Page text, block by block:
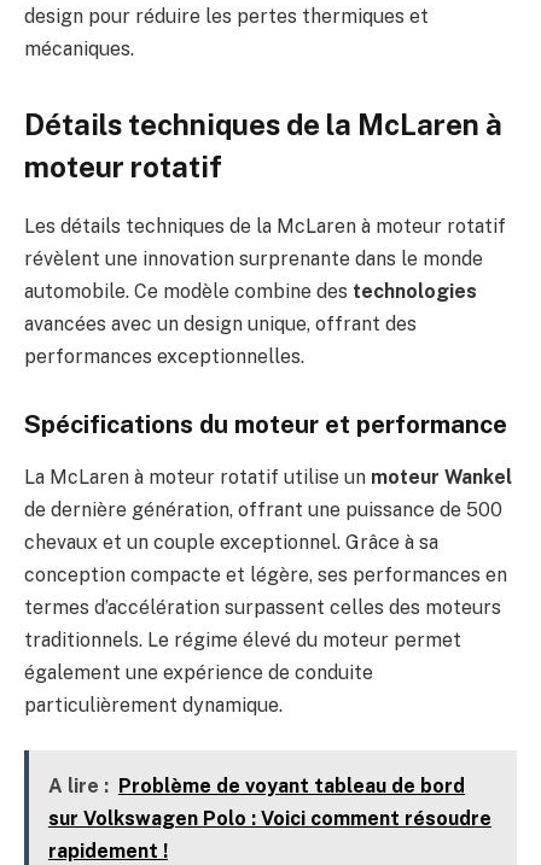
design pour réduire les pertes thermiques et
mécaniques.
Détails techniques de la McLaren à
moteur rotatif
Les détails techniques de la McLaren à moteur rotatif
révèlent une innovation surprenante dans le monde
automobile. Ce modèle combine des technologies
avancées avec un design unique, offrant des
performances exceptionnelles.
Spécifications du moteur et performance
La McLaren à moteur rotatif utilise un moteur Wankel
de dernière génération, offrant une puissance de 500
chevaux et un couple exceptionnel. Grâce à sa
conception compacte et légère, ses performances en
termes d’accélération surpassent celles des moteurs
traditionnels. Le régime élevé du moteur permet
également une expérience de conduite
particulièrement dynamique.
A lire : Problème de voyant tableau de bord
sur Volkswagen Polo : Voici comment résoudre
rapidement !